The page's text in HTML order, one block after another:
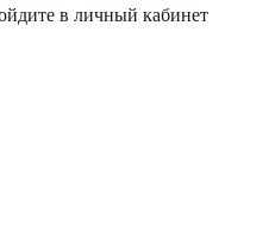
в личный кабинет